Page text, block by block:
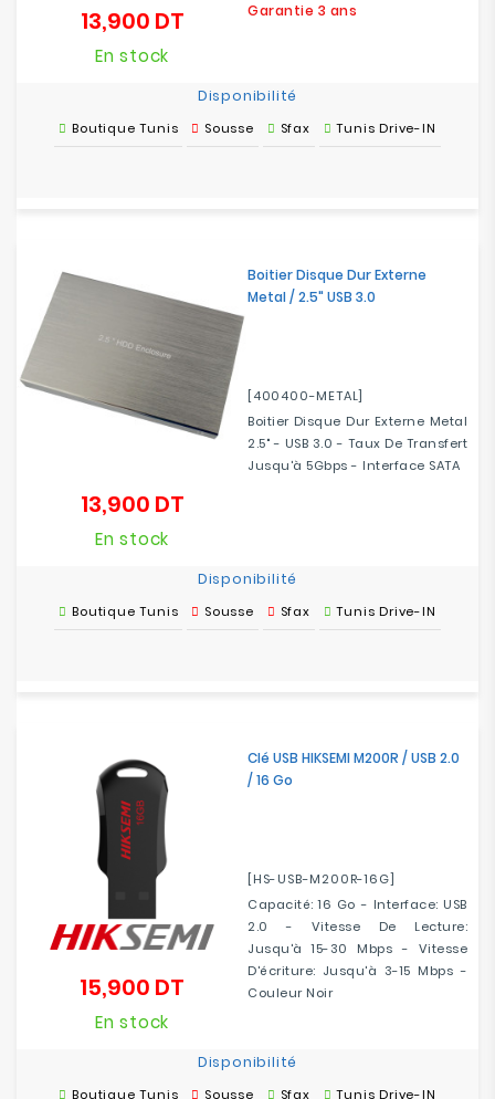
Garantie 3 ans
13,900 DTPrix
En stock
Disponibilité
Boutique Tunis Sousse Sfax Tunis Drive-IN
Boitier Disque Dur Externe
Metal / 2.5" USB 3.0
[400400-METAL]
Boitier Disque Dur Externe Metal
2.5" - USB 3.0 - Taux De Transfert
Jusqu'à 5Gbps - Interface SATA
13,900 DTPrix
En stock
Disponibilité
Boutique Tunis Sousse Sfax Tunis Drive-IN
Clé USB HIKSEMI M200R / USB 2.0
/ 16 Go
[HS-USB-M200R-16G]
Capacité: 16 Go - Interface: USB
2.0 - Vitesse De Lecture:
Jusqu'à 15-30 Mbps - Vitesse
D'écriture: Jusqu'à 3-15 Mbps -
Couleur Noir
15,900 DT
En stock
Disponibilité
Boutique Tunis Sousse Sfax Tunis Drive-IN